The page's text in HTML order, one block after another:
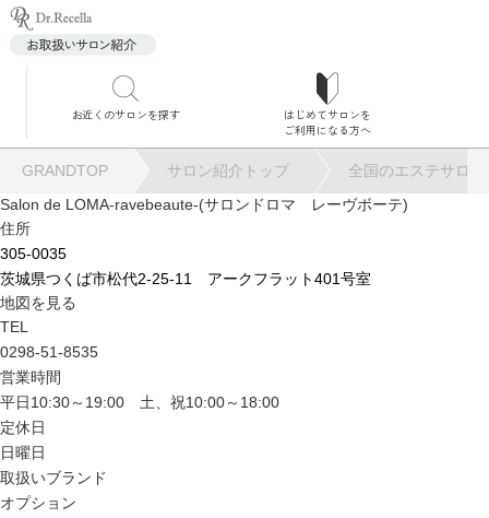
お近くのサロンを探す
はじめてサロンを
ご利用になる方へ
GRANDTOP サロン紹介トップ
全国のエステサロ
Salon de LOMA-ravebeaute-(サロンドロマ レーヴボーテ)
住所
305-0035
茨城県つくば市松代2-25-11 アークフラット401号室
地図を見る
TEL
0298-51-8535
営業時間
平日10:30～19:00 土、祝10:00～18:00
定休日
日曜日
取扱いブランド
オプション